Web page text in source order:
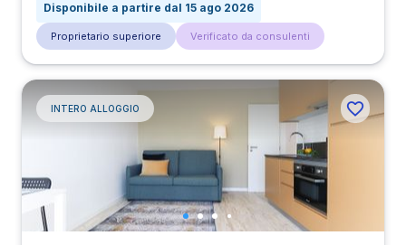
Disponibile a partire dal 15 ago 2026
Proprietario superiore Verificato da consulenti
INTERO ALLOGGIO